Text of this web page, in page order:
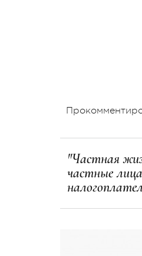
"Частная
частные